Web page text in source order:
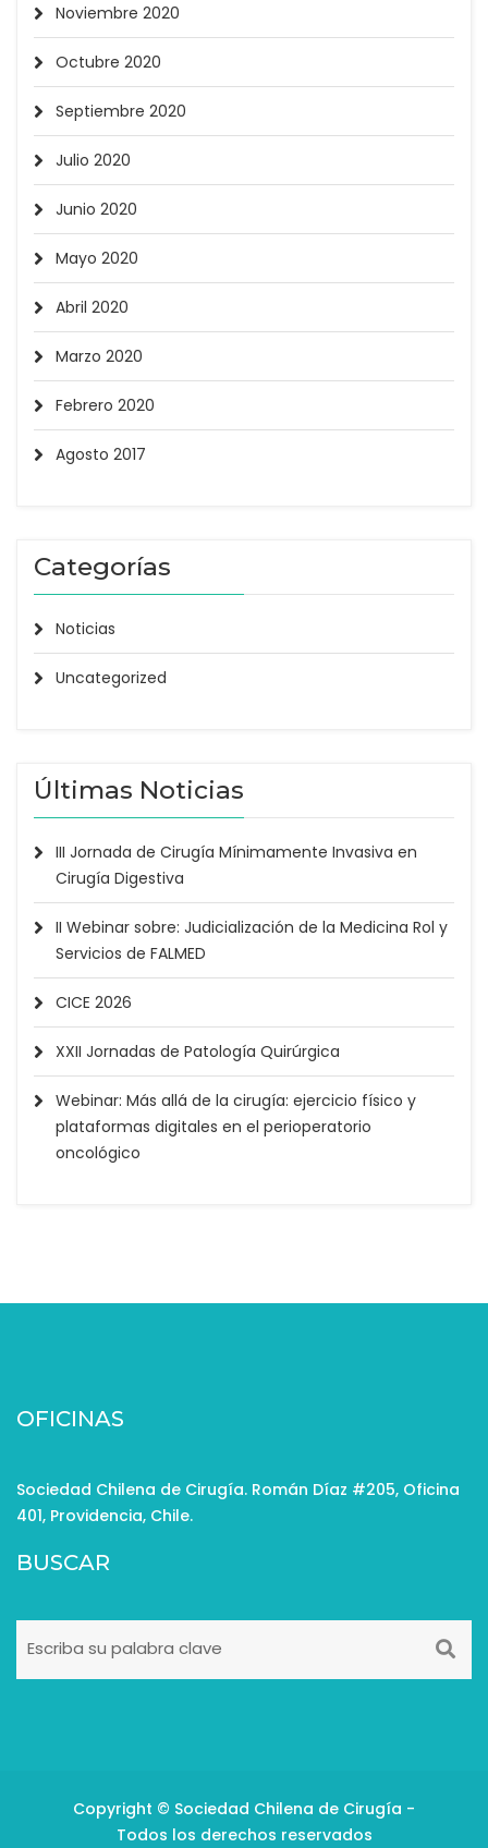
Noviembre 2020
Octubre 2020
Septiembre 2020
Julio 2020
Junio 2020
Mayo 2020
Abril 2020
Marzo 2020
Febrero 2020
Agosto 2017
Categorías
Noticias
Uncategorized
Últimas Noticias
III Jornada de Cirugía Mínimamente Invasiva en
Cirugía Digestiva
II Webinar sobre: Judicialización de la Medicina Rol y
Servicios de FALMED
CICE 2026
XXII Jornadas de Patología Quirúrgica
Webinar: Más allá de la cirugía: ejercicio físico y
plataformas digitales en el perioperatorio
oncológico
OFICINAS
Sociedad Chilena de Cirugía. Román Díaz #205, Oficina
401, Providencia, Chile.
BUSCAR
Copyright © Sociedad Chilena de Cirugía -
Todos los derechos reservados